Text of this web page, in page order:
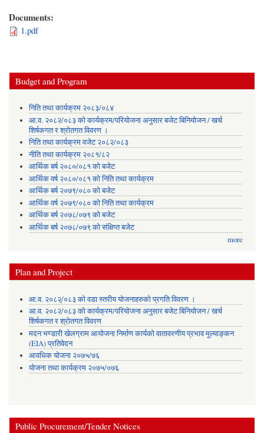
Documents:
1.pdf
Budget and Program
निति तथा कार्यक्रम २०८३/०८४
आ.व. २०८२/०८३ को कार्यक्रम/परियोजना अनुसार बजेट बिनियोजन / खर्च
शिर्षकगत र श्रोतगत विवरण ।
निति तथा कार्यक्रम वजेट २०८२/०८३
नीति तथा कार्यक्रम २०८१/८२
आर्थिक बर्ष २०८०/०८१ को बजेट
आर्थिक वर्ष २०८०/०८१ को निति तथा कार्यक्रम
आर्थिक बर्ष २०७९/०८० को बजेट
आर्थिक वर्ष २०७९/०८० को निति तथा कार्यक्रम
आर्थिक बर्ष २०७८/०७९ को बजेट
आर्थिक बर्ष २०७८/०७९ को संक्षिप्त बजेट
more
Plan and Project
आ.व. २०८२्/०८३ को वडा स्तरीय योजनाहरुको प्रगति विवरण ।
आ.व. २०८२/०८३ को कार्यक्रम/परियोजना अनुसार बजेट बिनियोजन / खर्च
शिर्षकगत र श्रोतगत विवरण
मदन भण्डारी खेलग्राम आयोजना निर्माण कार्यको वातावरणीय प्रभाव मूल्याङ्कन
(EIA) प्रतिवेदन
आवधिक योजना २०७५/७६
योजना तथा कार्यक्रम २०७५/०७६
Public Procurement/Tender Notices